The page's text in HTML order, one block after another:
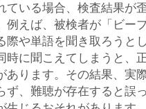
ている場合、検査結果が
例えば、被検者が「ビー
際や単語を聞き取ろうと
時に聞こえてしまうと、
あります。その結果、実
ず、難聴が存在すると誤